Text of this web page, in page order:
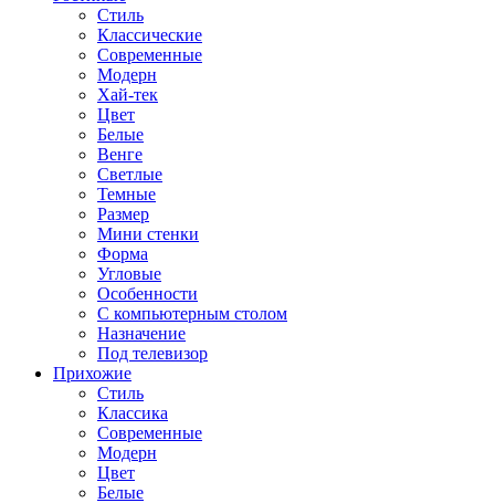
Стиль
Классические
Современные
Модерн
Хай-тек
Цвет
Белые
Венге
Светлые
Темные
Размер
Мини стенки
Форма
Угловые
Особенности
С компьютерным столом
Назначение
Под телевизор
Прихожие
Стиль
Классика
Современные
Модерн
Цвет
Белые